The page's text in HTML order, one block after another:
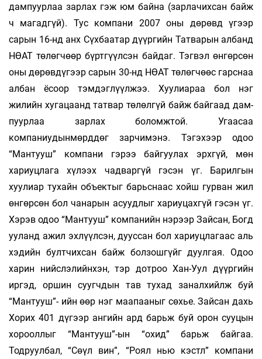
дампуурлаа зарлах гэж юм байна (зар­ла­чихсан байж
ч магадгүй). Тус компани 2007 оны дөрөвд үгээр
сарын 16-нд анх Сүх­баатар дүүргийн Татварын албанд
НӨАТ төлөгчөөр бүртгүүлсэн байдаг. Тэгвэл өнгөрсөн
оны дөрөвдүгээр сарын 30-нд НӨАТ төлөг­чөөс гарснаа
албан ёсоор тэмдэглүүлжээ. Хуулиараа бол нэг
жилийн хуга­цаанд татвар төлөлгүй байж байгаад дам­
пуурлаа зарлах боломжтой. Угаасаа
компаниудынмөрд­дөг зарчимэнэ. Тэгэхээр одоо
“Мантууш” ком­пани гэрээ байгуулах эрхгүй, мөн
хариуц­лага хүлээх чадваргүй гэсэн үг. Барил­гын
хуулиар тухайн объектыг барьснаас хойш гурван жил
өнгөрсөн бол чанарын асуудлыг хариуцахгүй гэсэн үг.
Хэрэв одоо “Мантууш” компанийн нэрээр Зайсан, Богд
ууланд ажил эхлүүлсэн, дууссан бол хариуцлагаас аль
хэдийн булт­чихсан байж болзошгүйг дуулгая. Одоо
харин нийслэлийнхэн, тэр дотроо Хан-Уул дүүргийн
иргэд, оршин суугчдын тав тухад заналхийлж буй
“Мантууш”- ийн өөр нэг маапааныг сөхье. Зайсан дахь
Хорих 401 дүгээр ангийн ард барьж буй орон сууцын
хорооллыг “Ман­тууш”-ын “охид” барьж байгаа.
Тодруулбал, “Сөүл вин”, “Роял нью кэстл” компани